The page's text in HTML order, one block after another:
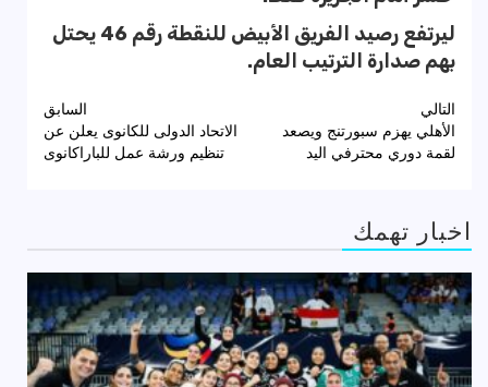
ليرتفع رصيد الفريق الأبيض للنقطة رقم 46 يحتل
بهم صدارة الترتيب العام.
تصفّح
المقالات
السابق
الاتحاد الدولى للكانوى يعلن عن
تنظيم ورشة عمل للباراكانوى
التالي
الأهلي يهزم سبورتنج ويصعد
لقمة دوري محترفي اليد
اخبار تهمك